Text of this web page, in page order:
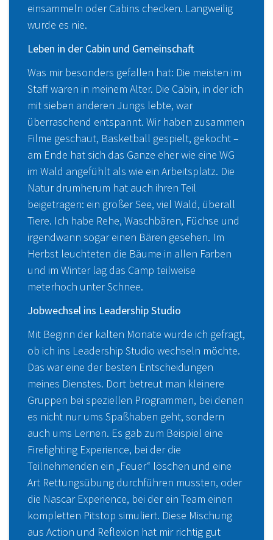
einsammeln oder Cabins checken. Langweilig
wurde es nie.
Leben in der Cabin und Gemeinschaft
Was mir besonders gefallen hat: Die meisten im
Staff waren in meinem Alter. Die Cabin, in der ich
mit sieben anderen Jungs lebte, war
überraschend entspannt. Wir haben zusammen
Filme geschaut, Basketball gespielt, gekocht –
am Ende hat sich das Ganze eher wie eine WG
im Wald angefühlt als wie ein Arbeitsplatz. Die
Natur drumherum hat auch ihren Teil
beigetragen: ein großer See, viel Wald, überall
Tiere. Ich habe Rehe, Waschbären, Füchse und
irgendwann sogar einen Bären gesehen. Im
Herbst leuchteten die Bäume in allen Farben
und im Winter lag das Camp teilweise
meterhoch unter Schnee.
Jobwechsel ins Leadership Studio
Mit Beginn der kalten Monate wurde ich gefragt,
ob ich ins Leadership Studio wechseln möchte.
Das war eine der besten Entscheidungen
meines Dienstes. Dort betreut man kleinere
Gruppen bei speziellen Programmen, bei denen
es nicht nur ums Spaßhaben geht, sondern
auch ums Lernen. Es gab zum Beispiel eine
Firefighting Experience, bei der die
Teilnehmenden ein „Feuer“ löschen und eine
Art Rettungsübung durchführen mussten, oder
die Nascar Experience, bei der ein Team einen
kompletten Pitstop simuliert. Diese Mischung
aus Action und Reflexion hat mir richtig gut